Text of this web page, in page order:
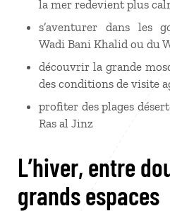
la mer redevient plus
s’aventurer dans les
Wadi Bani Khalid ou du
découvrir la grande
des conditions de visite
profiter des plages
Ras al Jinz
L’hiver, entre douceur et
grands espaces